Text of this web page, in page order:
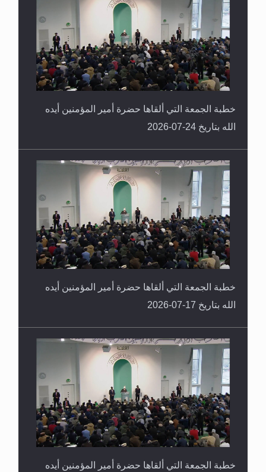
خطبة الجمعة التي ألقاها حضرة أمير المؤمنين أيده
الله بتاريخ 24-07-2026
خطبة الجمعة التي ألقاها حضرة أمير المؤمنين أيده
الله بتاريخ 17-07-2026
خطبة الجمعة التي ألقاها حضرة أمير المؤمنين أيده